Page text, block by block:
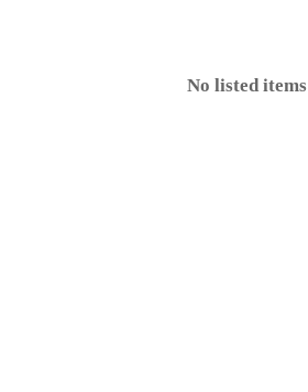
No listed items